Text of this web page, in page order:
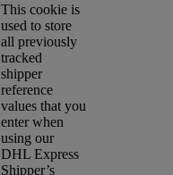
This cookie is
used to store
all previously
tracked
shipper
reference
values that you
enter when
using our
DHL Express
Shipper’s